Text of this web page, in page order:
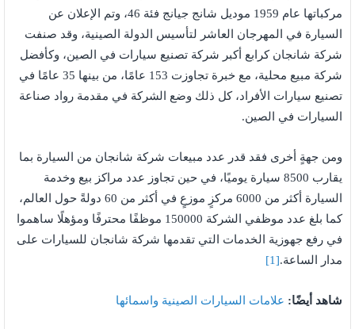
مركباتها عام 1959 موديل شانج جيانج فئة 46، وتم الإعلان عن
السيارة في المهرجان العاشر لتأسيس الدولة الصينية، وقد صنفت
شركة شانجان كرابع أكبر شركة تصنيع سيارات في الصين، وكأفضل
شركة مبيع محلية، مع خبرة تجاوزت 153 عامًا، من بينها 35 عامًا في
تصنيع سيارات الأفراد، كل ذلك وضع الشركة في مقدمة رواد صناعة
السيارات في الصين.
ومن جهةٍ أخرى فقد قدر عدد مبيعات شركة شانجان من السيارة بما
يقارب 8500 سيارة يوميًا، في حين تجاوز عدد مراكز بيع وخدمة
السيارة أكثر من 6000 مركزٍ موزعٍ في أكثر من 60 دولةً حول العالم،
كما بلغ عدد موظفي الشركة 150000 موظفًا محترفًا ومؤهلًا ساهموا
في رفع جهوزية الخدمات التي تقدمها شركة شانجان للسيارات على
مدار الساعة.[1]
شاهد أيضًا: علامات السيارات الصينية واسمائها